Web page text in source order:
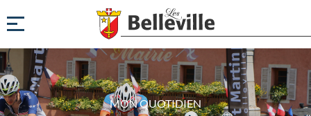
MON QUOTIDIEN